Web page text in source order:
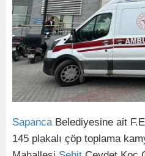
Sapanca Belediyesine ait
145 plakalı çöp toplama